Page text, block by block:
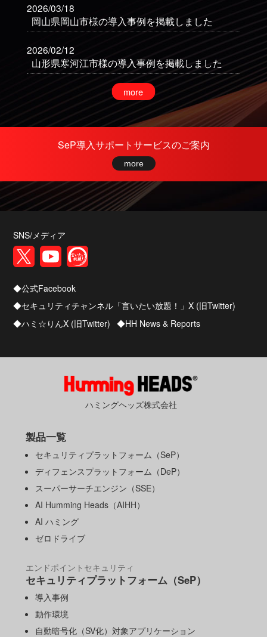
2026/03/18
岡山県岡山市様の導入事例を掲載しました
2026/02/12
山形県寒河江市様の導入事例を掲載しました
SePディフェンスオプションに、EDR-Realtime
Analyticsからネットワーク隔離を実行する機能を
た
SePトレーサオプションに、マシンの遠隔操作が
できるリモートコントロール機能を追加しました
EDR-Realtime Analyticsを強化しました
2025/12/01
サイバーハイジーンオプションの配布に関する
SeP導入サポートサービスのご案内
more
SNS/メディア
公式Facebook
セキュリティチャンネル「言いたい放題！」X (旧Twitter)
ハミ☆りんX (旧Twitter)
HH News & Reports
ハミングヘッズ株式会社
製品一覧
セキュリティプラットフォーム（SeP）
ディフェンスプラットフォーム（DeP）
スーパーサーチエンジン（SSE）
AI Humming Heads（AIHH）
AI ハミング
ゼロドライブ
エンドポイントセキュリティ
セキュリティプラットフォーム（SeP）
導入事例
動作環境
自動暗号化（SV化）対象アプリケーション